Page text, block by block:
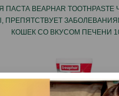
ПАСТА BEAPHAR
ПРЕПЯТСТВУЕТ
КОШЕК СО ВКУСОМ ПЕЧЕНИ